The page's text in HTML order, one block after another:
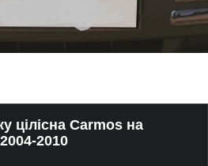
цілісна Carmos на
2010